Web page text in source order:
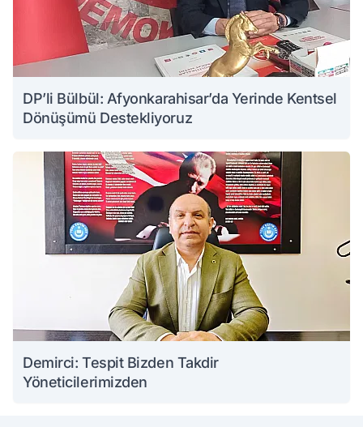
DP’li Bülbül: Afyonkarahisar’da Yerinde Kentsel
Dönüşümü Destekliyoruz
Demirci: Tespit Bizden Takdir
Yöneticilerimizden